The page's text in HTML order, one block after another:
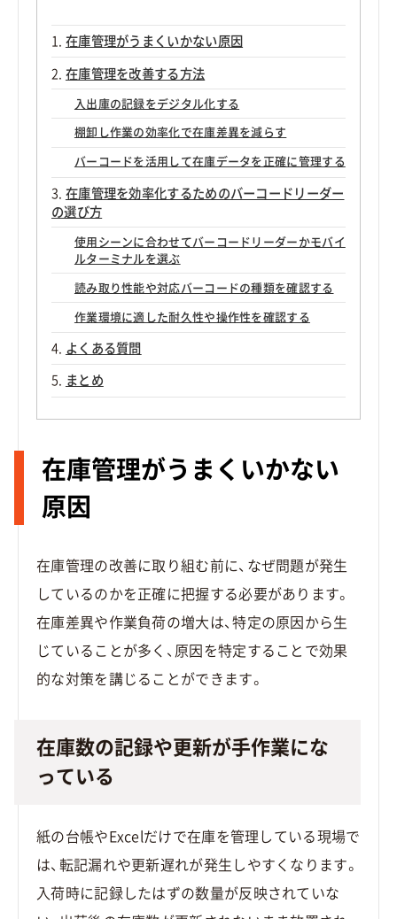
在庫管理がうまくいかない原因
在庫管理を改善する方法
入出庫の記録をデジタル化する
棚卸し作業の効率化で在庫差異を減らす
バーコードを活用して在庫データを正確に管理する
在庫管理を効率化するためのバーコードリーダー
の選び方
使用シーンに合わせてバーコードリーダーかモバイ
ルターミナルを選ぶ
読み取り性能や対応バーコードの種類を確認する
作業環境に適した耐久性や操作性を確認する
よくある質問
まとめ
在庫管理がうまくいかない
原因
在庫管理の改善に取り組む前に、なぜ問題が発生
しているのかを正確に把握する必要があります。
在庫差異や作業負荷の増大は、特定の原因から生
じていることが多く、原因を特定することで効果
的な対策を講じることができます。
在庫数の記録や更新が手作業にな
っている
紙の台帳やExcelだけで在庫を管理している現場で
は、転記漏れや更新遅れが発生しやすくなります。
入荷時に記録したはずの数量が反映されていな